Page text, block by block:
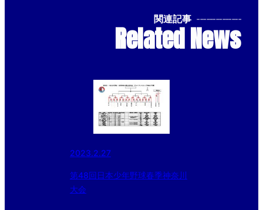
関連記事 --------------
Related News
2023.2.27
第48回日本少年野球春季神奈川
大会